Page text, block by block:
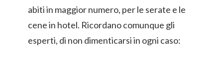
abiti in maggior numero, per le serate e le
cene in hotel. Ricordano comunque gli
esperti, di non dimenticarsi in ogni caso: